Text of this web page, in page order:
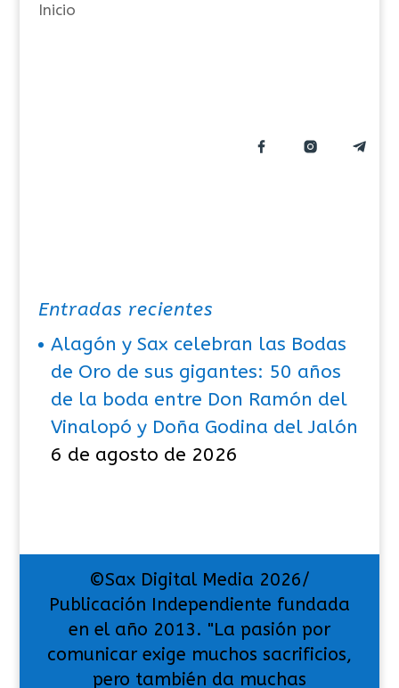
í
Inicio
Entradas recientes
Alagón y Sax celebran las Bodas
de Oro de sus gigantes: 50 años
de la boda entre Don Ramón del
Vinalopó y Doña Godina del Jalón
6 de agosto de 2026
©Sax Digital Media 2026/
Publicación Independiente fundada
en el año 2013. "La pasión por
comunicar exige muchos sacrificios,
pero también da muchas